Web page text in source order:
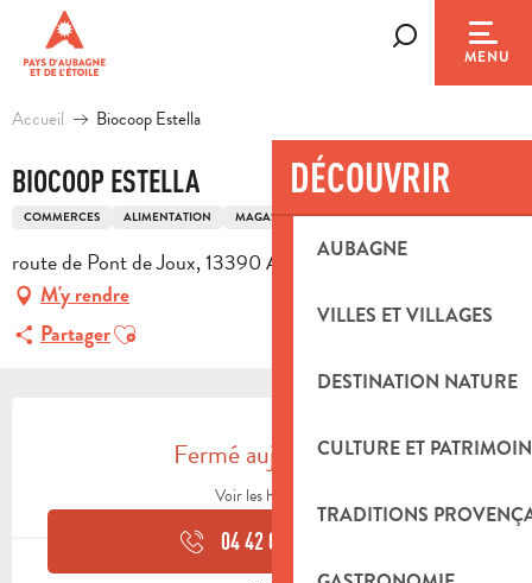
contenu
principal
MENU
DÉCOUVRIR
AUBAGNE
VILLES ET VILLAGES
DESTINATION NATURE
CULTURE ET
TRADITIONS
Accueil Biocoop Estella
BIOCOOP ESTELLA
COMMERCES ALIMENTATION MAGASIN BIO / DIÉTÉTIQUE
route de Pont de Joux, 13390 Auriol
M'y rendre
PartagerAjouter aux favoris
Fermé aujourd'hui
Voir les horaires
04 42 04 75